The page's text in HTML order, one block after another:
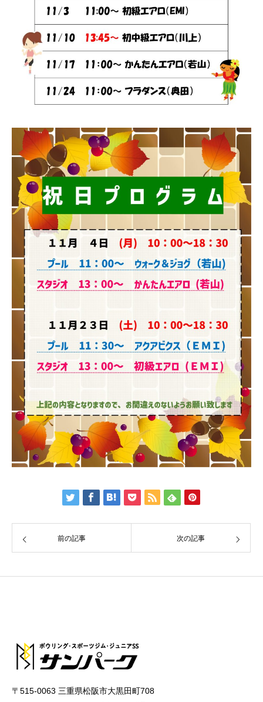
前の記事 次の記事
〒515-0063 三重県松阪市大黒田町708